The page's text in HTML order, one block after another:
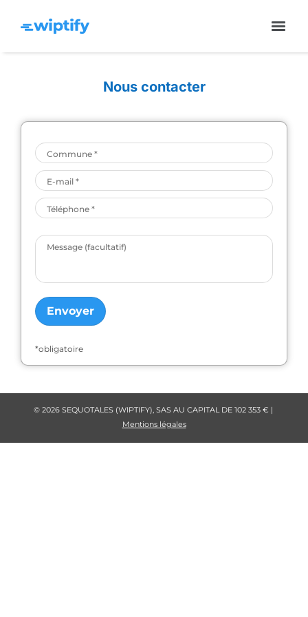
Nous contacter
*obligatoire
© 2026 SEQUOTALES (WIPTIFY), SAS AU CAPITAL DE 102 353 € |
Mentions légales